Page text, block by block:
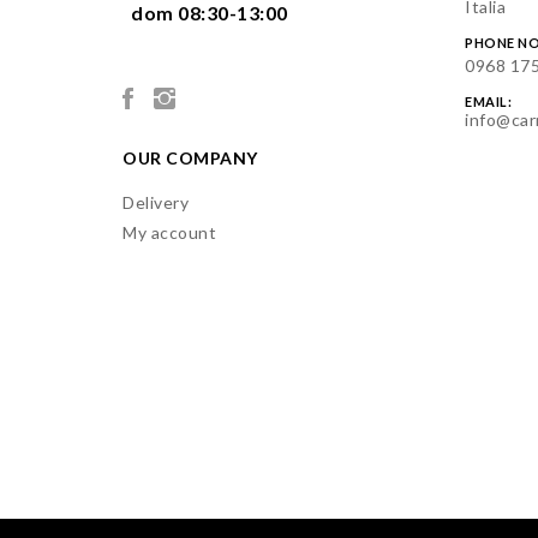
  dom 08:30-13:00
Italia
PHONE
0968
EMAIL:
OUR COMPANY
Delivery
My account